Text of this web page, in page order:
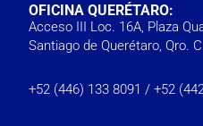
OFICINA QUERÉTARO:
Acceso III Loc. 16A, Plaza
Santiago de Querétaro, Qro.
‭+52 (446) 133 8091‬ / +52